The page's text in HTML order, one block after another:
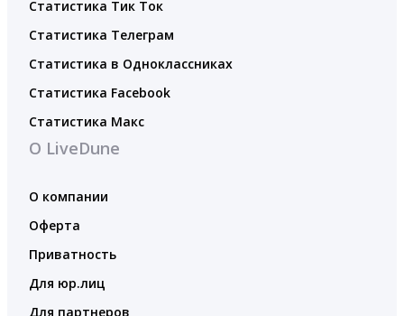
Статистика Тик Ток
Статистика Телеграм
Статистика в Одноклассниках
Статистика Facebook
Статистика Макс
О LiveDune
О компании
Оферта
Приватность
Для юр.лиц
Для партнеров